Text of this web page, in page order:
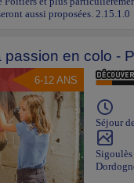
aussi proposées. 2.15.1.0
passion en colo -
6-12 ANS
Séjour